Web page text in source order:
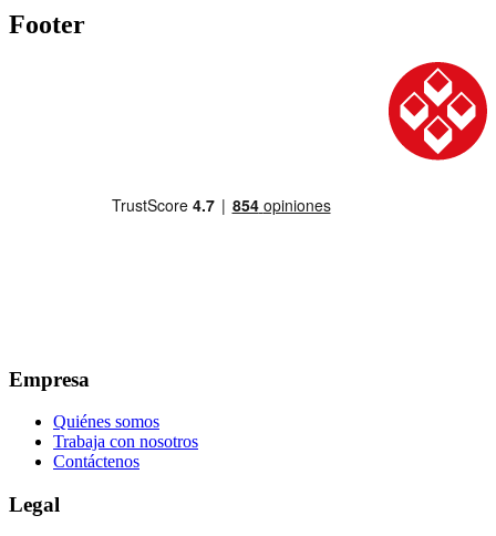
Footer
Empresa
Quiénes somos
Trabaja con nosotros
Contáctenos
Legal